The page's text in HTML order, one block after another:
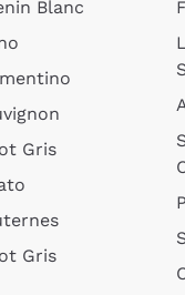
Blanc
Gris
Gris